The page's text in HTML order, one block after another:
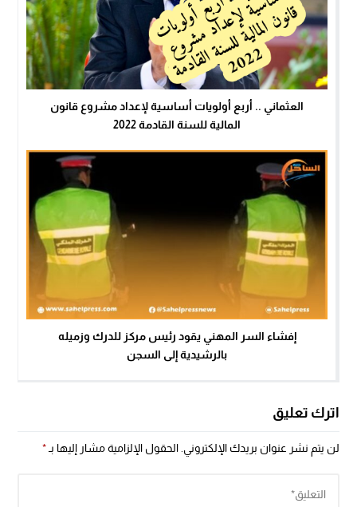
العثماني .. أربع أولويات أساسية لإعداد مشروع قانون
المالية للسنة القادمة 2022
إفشاء السر المهني يقود رئيس مركز للدرك وزميله
بالرشيدية إلى السجن
اترك تعليق
لن يتم نشر عنوان بريدك الإلكتروني. الحقول الإلزامية مشار إليها بـ*